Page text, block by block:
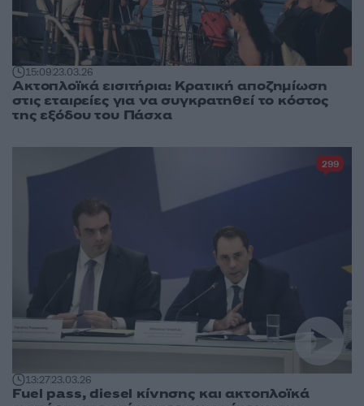
15:0923.03.26
Ακτοπλοϊκά εισιτήρια: Κρατική αποζημίωση
στις εταιρείες για να συγκρατηθεί το κόστος
της εξόδου του Πάσχα
13:2723.03.26
Fuel pass, diesel κίνησης και ακτοπλοϊκά
299